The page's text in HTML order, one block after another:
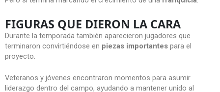
FIGURAS QUE DIERON LA CARA
Durante la temporada también aparecieron jugadores que
terminaron convirtiéndose en piezas importantes para el
proyecto.
Veteranos y jóvenes encontraron momentos para asumir
liderazgo dentro del campo, ayudando a mantener unido al